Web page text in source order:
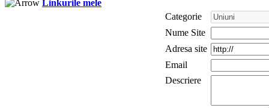
Linkurile mele
Categorie
Nume Site
Adresa site
Email
Descriere